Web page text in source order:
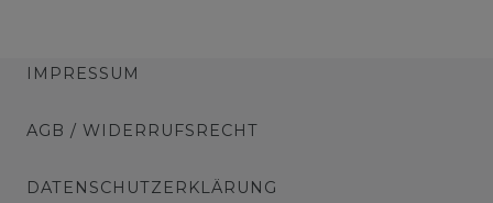
IMPRESSUM
AGB / WIDERRUFSRECHT
DATENSCHUTZERKLÄRUNG